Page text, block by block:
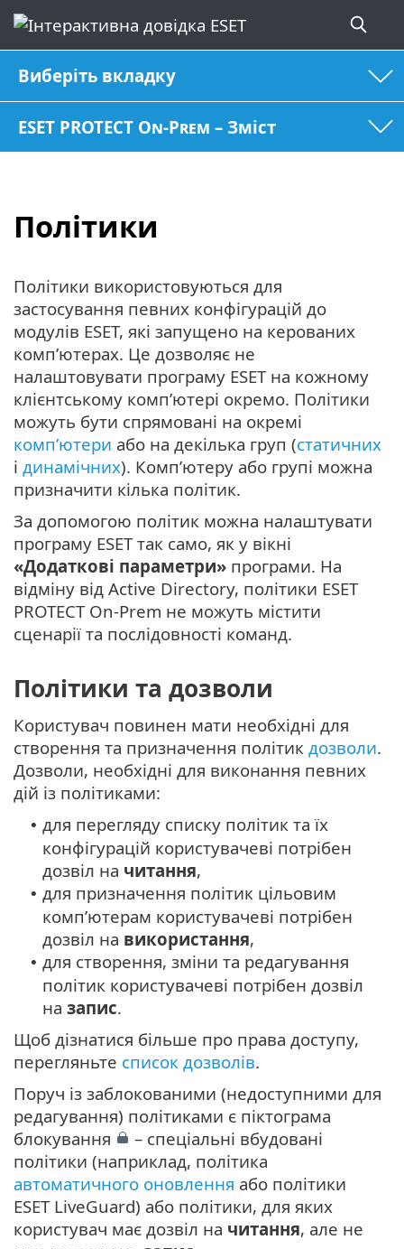
Виберіть вкладку
ESET PROTECT On-Prem – Зміст
Політики
Політики використовуються для
застосування певних конфігурацій до
модулів ESET, які запущено на керованих
комп’ютерах. Це дозволяє не
налаштовувати програму ESET на кожному
клієнтському комп’ютері окремо. Політики
можуть бути спрямовані на окремі
комп’ютери або на декілька груп (статичних
і динамічних). Комп’ютеру або групі можна
призначити кілька політик.
За допомогою політик можна налаштувати
програму ESET так само, як у вікні
«Додаткові параметри» програми. На
відміну від Active Directory, політики ESET
PROTECT On-Prem не можуть містити
сценарії та послідовності команд.
Політики та дозволи
Користувач повинен мати необхідні для
створення та призначення політик дозволи.
Дозволи, необхідні для виконання певних
дій із політиками:
• для перегляду списку політик та їх
конфігурацій користувачеві потрібен
дозвіл на читання,
• для призначення політик цільовим
комп’ютерам користувачеві потрібен
дозвіл на використання,
• для створення, зміни та редагування
політик користувачеві потрібен дозвіл
на запис.
Щоб дізнатися більше про права доступу,
перегляньте список дозволів.
Поруч із заблокованими (недоступними для
редагування) політиками є піктограма
блокування
– спеціальні вбудовані
політики (наприклад, політика
автоматичного оновлення або політики
ESET LiveGuard) або політики, для яких
користувач має дозвіл на читання, але не